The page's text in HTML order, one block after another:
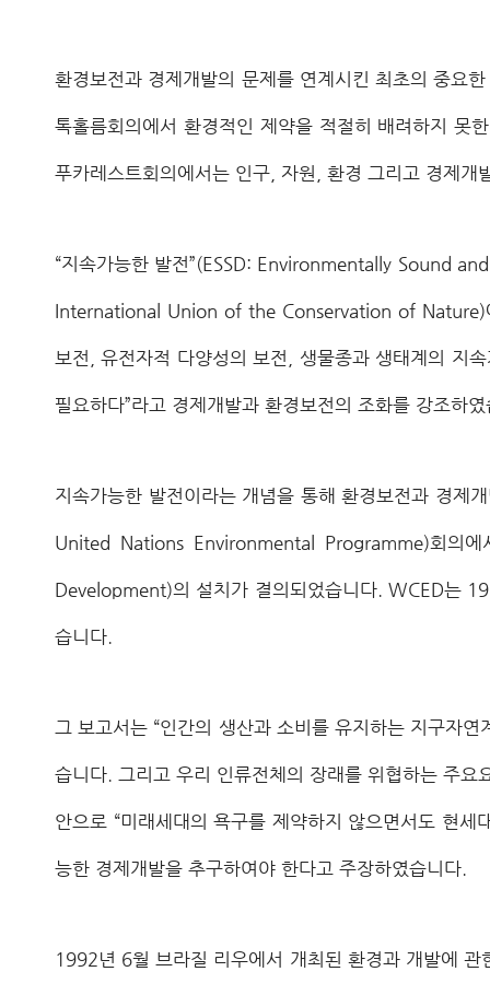
환경보전과 경제개발의 문제를 연계시킨 최초의 중
톡홀름회의에서 환경적인 제약을 적절히 배려하지 못
푸카레스트회의에서는 인구, 자원, 환경 그리고 경제
“지속가능한 발전”(ESSD: Environmentally Sound
International Union of the Conservation of Nature)에
보전, 유전자적 다양성의 보전, 생물종과 생태계의 지
필요하다”라고 경제개발과 환경보전의 조화를 강조하
지속가능한 발전이라는 개념을 통해 환경보전과 경제
United Nations Environmental Programme)회의에
Development)의 설치가 결의되었습니다. WCED는
습니다.
그 보고서는 “인간의 생산과 소비를 유지하는 지구자
습니다. 그리고 우리 인류전체의 장래를 위협하는 주
안으로 “미래세대의 욕구를 제약하지 않으면서도 현세
능한 경제개발을 추구하여야 한다고 주장하였습니다.
1992년 6월 브라질 리우에서 개최된 환경과 개발에